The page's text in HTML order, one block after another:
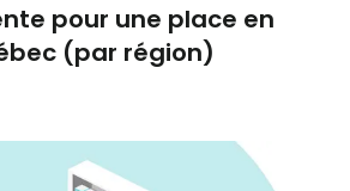
pour une place en
(par région)